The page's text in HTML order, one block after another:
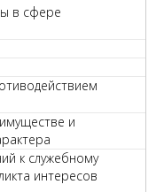
в сфере
и
к служебному
интересов